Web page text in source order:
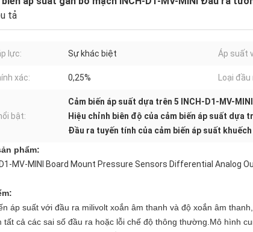
tả
lực: Sự khác biệt Áp suất
xác: 0,25% Loại đầu
bật:
Cảm biến áp suất dựa trên 5 INCH-D1-MV-
Hiệu chỉnh biên độ của cảm biến áp suất dựa
Đầu ra tuyến tính của cảm biến áp suất
phẩm:
D1-MV-MINI Board Mount Pressure Sensors Differential Analog
áp suất với đầu ra milivolt xoắn âm thanh và độ xoắn âm
tất cả các sai số đầu ra hoặc lỗi chế độ thông thường.Mô hình